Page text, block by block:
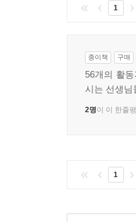
1
종이책 구매
56개의 활
시는 선생님
2명이 이 한줄
1